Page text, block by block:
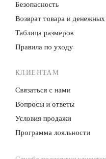
Безопасность
Возврат товара и денежных
Таблица размеров
Правила по уходу
КЛИЕНТАМ
Связаться с нами
Вопросы и ответы
Условия продажи
Программа лояльности